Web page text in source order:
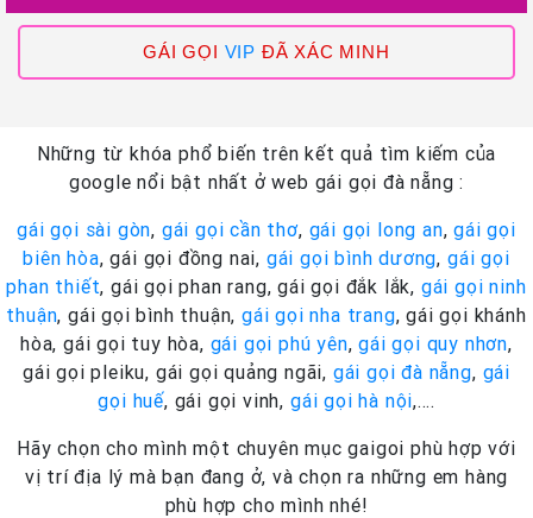
GÁI GỌI VIP ĐÃ XÁC MINH
Những từ khóa phổ biến trên kết quả tìm kiếm của
google nổi bật nhất ở web gái gọi đà nẵng :
gái gọi sài gòn, gái gọi cần thơ, gái gọi long an,gái gọi
biên hòa, gái gọi đồng nai, gái gọi bình dương, gái gọi
phan thiết, gái gọi phan rang, gái gọi đắk lắk, gái gọi ninh
thuận, gái gọi bình thuận, gái gọi nha trang, gái gọi khánh
hòa, gái gọi tuy hòa, gái gọi phú yên,gái gọi quy nhơn,
gái gọi pleiku, gái gọi quảng ngãi, gái gọi đà nẵng, gái
gọi huế, gái gọi vinh, gái gọi hà nội,….
Hãy chọn cho mình một chuyên mục gaigoi phù hợp với
vị trí địa lý mà bạn đang ở, và chọn ra những em hàng
phù hợp cho mình nhé!